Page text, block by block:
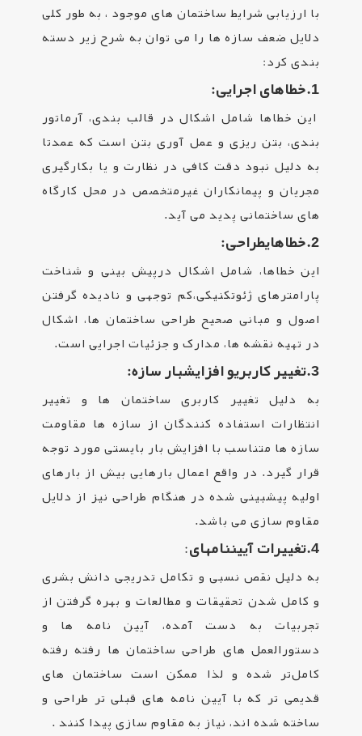
با ارزیابی شرایط ساختمان­ های موجود ، به طور کلی
دلایل ضعف سازه ­ها را می ­توان به شرح زیر دسته
بندی کرد:
1. خطاهای اجرایی:
این خطاها شامل اشکال در قالب ­بندی، آرماتور
بندی، بتن ریزی و عمل­ آوری بتن است که عمدتا
به دلیل نبود دقت کافی در نظارت و یا بکارگیری
مجریان و پیمانکاران غیرمتخصص در محل کارگاه
های ساختمانی پدید می ­آید.
2.خطاهایطراحی:
این خطاها، شامل اشکال درپیش بینی و شناخت
پارامترهای ژئوتکنیکی،کم توجهی و نادیده گرفتن
اصول و مبانی صحیح طراحی ساختمان­ ها، اشکال
در تهیه نقشه ­ها، مدارک و جزئیات اجرایی است.
3.تغییرکاربریوافزایشبار سازه:
به دلیل تغییر کاربری ساختمان ها و تغییر
انتظارات استفاده کنندگان از سازه ها مقاومت
سازه ها متناسب با افزایش بار بایستی مورد توجه
قرار گیرد. در واقع اعمال بارهایی بیش از بارهای
اولیه پیش­بینی شده در هنگام طراحی نیز از دلایل
مقاوم سازی می باشد.
4.تغییراتآیین­نامه­ای:
به دلیل نقص نسبی و تکامل تدریجی دانش بشری
و کامل شدن تحقیقات و مطالعات و بهره گرفتن از
تجربیات به دست آمده، آیین نامه ها و
دستورالعمل های طراحی ساختمان ها رفته رفته
کامل‌تر شده و لذا ممکن است ساختمان های
قدیمی تر که با آیین نامه های قبلی تر طراحی و
ساخته شده اند، نیاز به مقاوم سازی پیدا کنند.